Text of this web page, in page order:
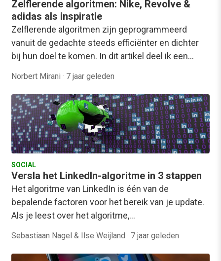
Zelflerende algoritmen: Nike, Revolve &
adidas als inspiratie
Zelflerende algoritmen zijn geprogrammeerd
vanuit de gedachte steeds efficiënter en dichter
bij hun doel te komen. In dit artikel deel ik een…
Norbert Mirani · 7 jaar geleden
SOCIAL
Versla het LinkedIn-algoritme in 3 stappen
Het algoritme van LinkedIn is één van de
bepalende factoren voor het bereik van je update.
Als je leest over het algoritme,…
Sebastiaan Nagel & Ilse Weijland · 7 jaar geleden